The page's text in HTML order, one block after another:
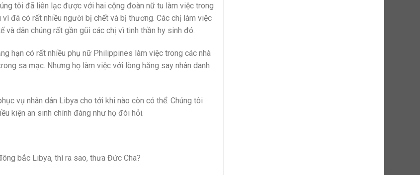
tôi đã liên lạc được với hai cộng đoàn nữ tu làm việc trong
đã có rất nhiều người bị chết và bị thương. Các chị làm việc
và dân chúng rất gần gũi các chị vì tinh thần hy sinh đó.
hạn có rất nhiều phụ nữ Philippines làm việc trong các nhà
sa mạc. Nhưng họ làm việc với lòng hăng say nhân danh
vụ nhân dân Libya cho tới khi nào còn có thể. Chúng tôi
kiện an sinh chính đáng như họ đòi hỏi.
bắc Libya, thì ra sao, thưa Đức Cha?